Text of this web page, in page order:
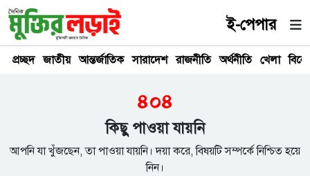
ই-পেপার
প্রচ্ছদ জাতীয় আন্তর্জাতিক সারাদেশ রাজনীতি অর্থনীতি খেলা
৪০৪
কিছু পাওয়া যায়নি
আপনি যা খুঁজছেন, তা পাওয়া যায়নি। দয়া করে, বিষয়টি সম্পর্কে নিশ্চিত হয়ে
নিন।